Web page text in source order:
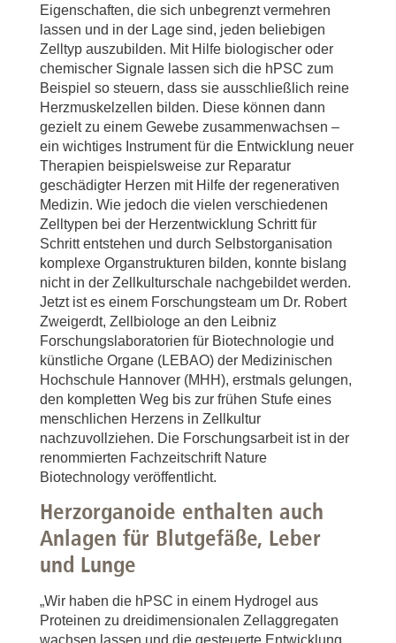
Eigenschaften, die sich unbegrenzt vermehren
lassen und in der Lage sind, jeden beliebigen
Zelltyp auszubilden. Mit Hilfe biologischer oder
chemischer Signale lassen sich die hPSC zum
Beispiel so steuern, dass sie ausschließlich reine
Herzmuskelzellen bilden. Diese können dann
gezielt zu einem Gewebe zusammenwachsen –
ein wichtiges Instrument für die Entwicklung neuer
Therapien beispielsweise zur Reparatur
geschädigter Herzen mit Hilfe der regenerativen
Medizin. Wie jedoch die vielen verschiedenen
Zelltypen bei der Herzentwicklung Schritt für
Schritt entstehen und durch Selbstorganisation
komplexe Organstrukturen bilden, konnte bislang
nicht in der Zellkulturschale nachgebildet werden.
Jetzt ist es einem Forschungsteam um Dr. Robert
Zweigerdt, Zellbiologe an den Leibniz
Forschungslaboratorien für Biotechnologie und
künstliche Organe (LEBAO) der Medizinischen
Hochschule Hannover (MHH), erstmals gelungen,
den kompletten Weg bis zur frühen Stufe eines
menschlichen Herzens in Zellkultur
nachzuvollziehen. Die Forschungsarbeit ist in der
renommierten Fachzeitschrift Nature
Biotechnology veröffentlicht.
Herzorganoide enthalten auch
Anlagen für Blutgefäße, Leber
und Lunge
„Wir haben die hPSC in einem Hydrogel aus
Proteinen zu dreidimensionalen Zellaggregaten